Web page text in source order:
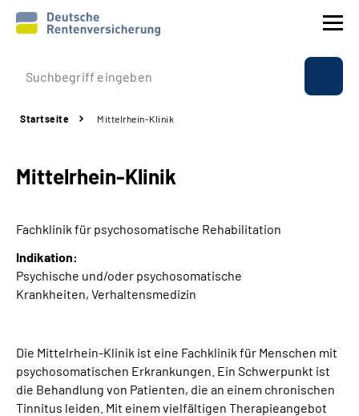
Prävention
Rente
Beratung & Kontakt
Experten
Online-Services
Suche
Startseite Mittelrhein-Klinik
Mittelrhein-Klinik
Fachklinik für psychosomatische Rehabilitation
Indikation:
Psychische und/oder psychosomatische
Krankheiten, Verhaltensmedizin
Die Mittelrhein-Klinik ist eine Fachklinik für Menschen mit
psychosomatischen Erkrankungen. Ein Schwerpunkt ist
die Behandlung von Patienten, die an einem chronischen
Tinnitus leiden. Mit einem vielfältigen Therapieangebot